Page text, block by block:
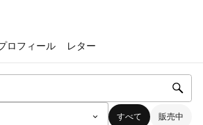
ロフィール レター
すべて 販売中